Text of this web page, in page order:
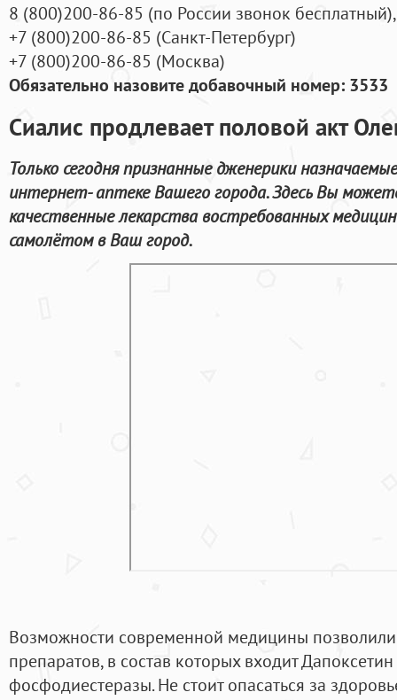
8 (800)200-86-85 (по России звонок бесплатный),
+7 (800)200-86-85 (Санкт-Петербург)
+7 (800)200-86-85 (Москва)
Обязательно назовите добавочный номер: 3533
Сиалис продлевает половой акт
Только сегодня признанные дженерики
интернет- аптеке Вашего города. Здесь Вы
качественные лекарства востребованных
самолётом в Ваш город.
Возможности современной медицины позволили
препаратов, в состав которых входит
фосфодиестеразы. Не стоит опасаться за